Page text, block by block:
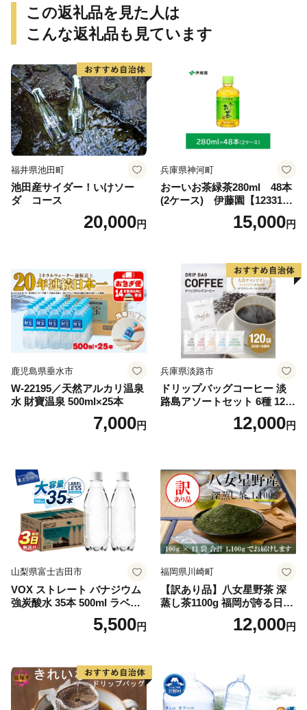
この返礼品を見た人は
こんな返礼品も見ています
福井県池田町
池田産サイダー！いけソー
ダ コース
20,000円
兵庫県神河町
おーいお茶緑茶280ml 48本
(2ケース) 伊藤園【123317
15,000円
鹿児島県垂水市
W-22195／天然アルカリ温泉
水 財寶温泉 500ml×25本
7,000円
兵庫県淡路市
ドリップバッグコーヒー 淡
路島アソートセット 6種 120
袋 飲み比べ コーヒー
12,000円
山梨県富士吉田市
VOX ストレート バナジウム
強炭酸水 35本 500ml ラベル
レス【富士吉田市限定カート
5,500円
福岡県川崎町
【訳あり品】八女星野茶 深
蒸し茶1100g 福岡が誇る日本
茶_ 訳アリ 常温 お茶 茶袋 常
備品 おちゃ ocha 茶葉 緑茶
小分け お土産 お取り寄せ グ
ルメ 福岡 九州 福岡県 国産
日本 ふかむし茶 ふかむし 家
12,000円